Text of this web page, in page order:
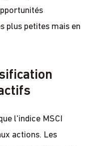
plus petites mais en
l'indice MSCI
actions. Les